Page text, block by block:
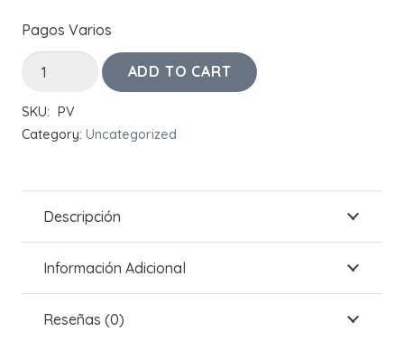
Pagos Varios
PAGOS
quantity
ADD TO CART
SKU: PV
Category: Uncategorized
Descripción
Información Adicional
Reseñas (0)